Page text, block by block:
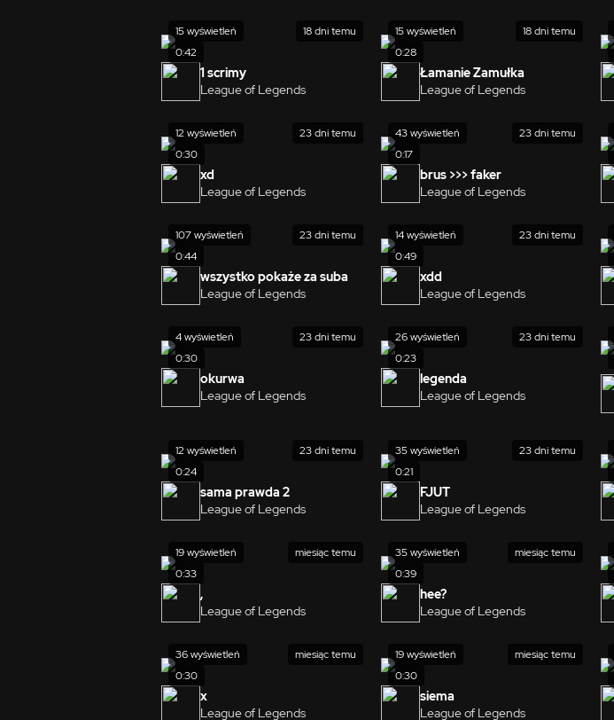
0:42
15 wyświetleń 18 dni temu
1 scrimy
League of Legends
0:28
15 wyświetleń 18 dni temu
Łamanie Zamułka
League of Legends
0:30
12 wyświetleń 23 dni temu
xd
League of Legends
0:17
43 wyświetleń 23 dni temu
brus >>> faker
League of Legends
0:44
107 wyświetleń 23 dni temu
wszystko pokaże za suba
League of Legends
0:49
14 wyświetleń 23 dni temu
xdd
League of Legends
0:30
4 wyświetleń 23 dni temu
okurwa
League of Legends
0:23
26 wyświetleń 23 dni temu
legenda
League of Legends
0:24
12 wyświetleń 23 dni temu
sama prawda 2
League of Legends
0:21
35 wyświetleń 23 dni temu
FJUT
League of Legends
0:33
19 wyświetleń miesiąc temu
,
League of Legends
0:39
35 wyświetleń miesiąc temu
hee?
League of Legends
0:30
36 wyświetleń miesiąc temu
x
League of Legends
0:30
19 wyświetleń miesiąc temu
siema
League of Legends